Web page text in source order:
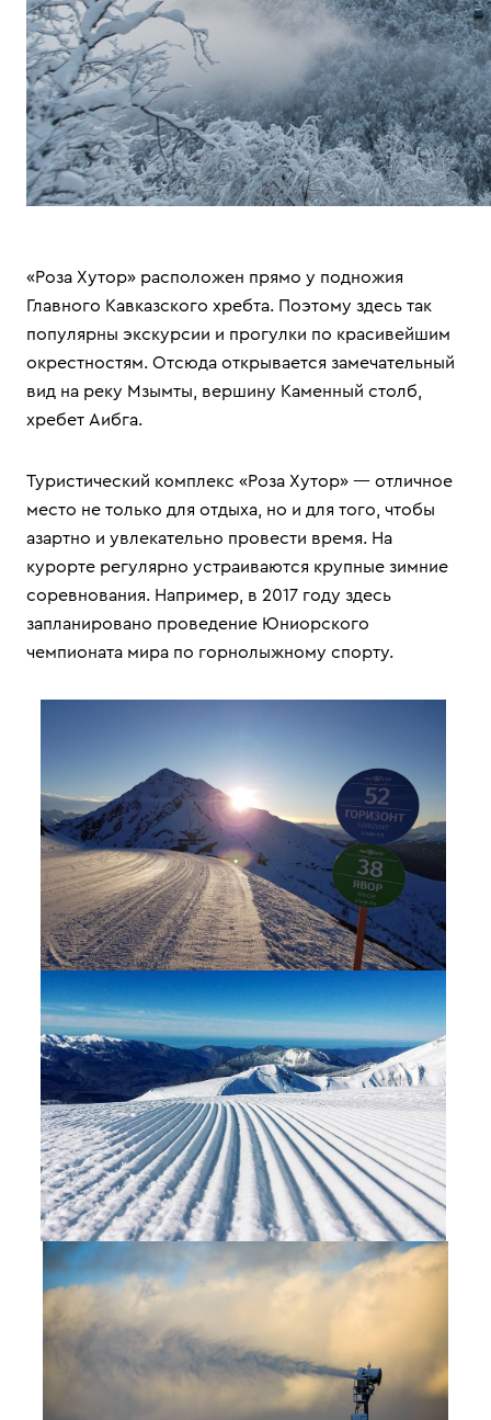
«Роза Хутор» расположен прямо у подножия
Главного Кавказского хребта. Поэтому здесь так
популярны экскурсии и прогулки по красивейшим
окрестностям. Отсюда открывается замечательный
вид на реку Мзымты, вершину Каменный столб,
хребет Аибга.
Туристический комплекс «Роза Хутор» — отличное
место не только для отдыха, но и для того, чтобы
азартно и увлекательно провести время. На
курорте регулярно устраиваются крупные зимние
соревнования. Например, в 2017 году здесь
запланировано проведение Юниорского
чемпионата мира по горнолыжному спорту.